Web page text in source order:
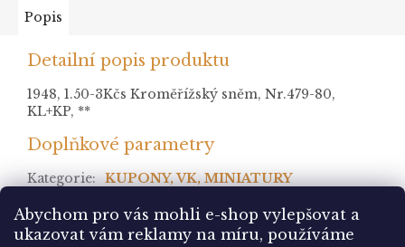
Abychom pro vás mohli e-shop vylepšovat a
ukazovat vám reklamy na míru, používáme
Popis
Detailní popis produktu
1948, 1.50-3Kčs Kroměřížský sněm, Nr.479-80,
KL+KP, **
Doplňkové parametry
Kategorie: KUPONY, VK, MINIATURY